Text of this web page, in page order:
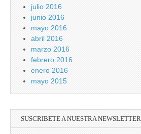
julio 2016
junio 2016
mayo 2016
abril 2016
marzo 2016
febrero 2016
enero 2016
mayo 2015
SUSCRIBETE A NUESTRA NEWSLETTER